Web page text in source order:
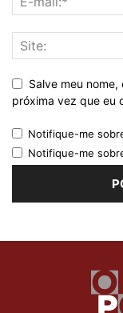
Salve meu
próxima vez que eu
Notifique-me
Notifique-me